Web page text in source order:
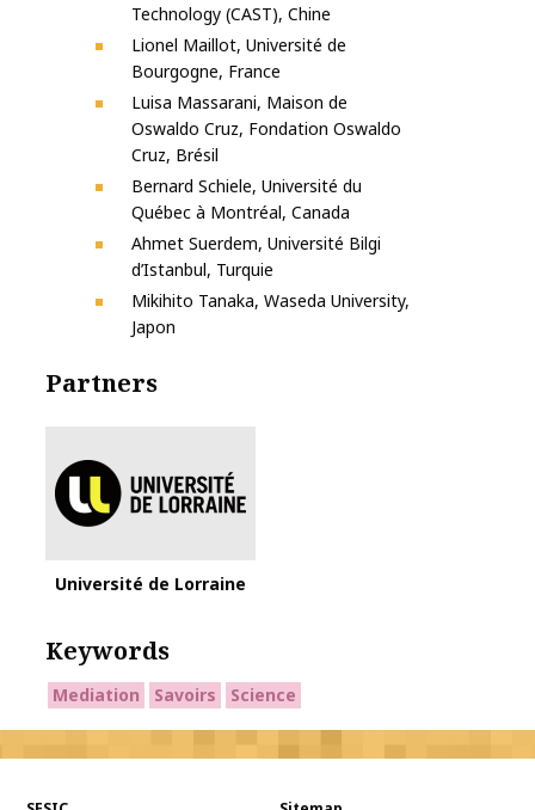
Technology (CAST), Chine
Lionel Maillot, Université de
Bourgogne, France
Luisa Massarani, Maison de
Oswaldo Cruz, Fondation Oswaldo
Cruz, Brésil
Bernard Schiele, Université du
Québec à Montréal, Canada
Ahmet Suerdem, Université Bilgi
d’Istanbul, Turquie
Mikihito Tanaka, Waseda University,
Japon
Partners
Université de Lorraine
Keywords
Mediation Savoirs Science